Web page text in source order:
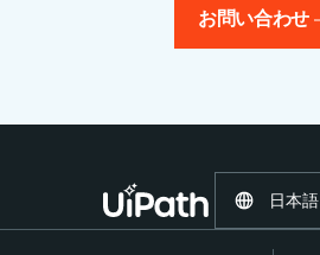
お問い合わせ
日本語